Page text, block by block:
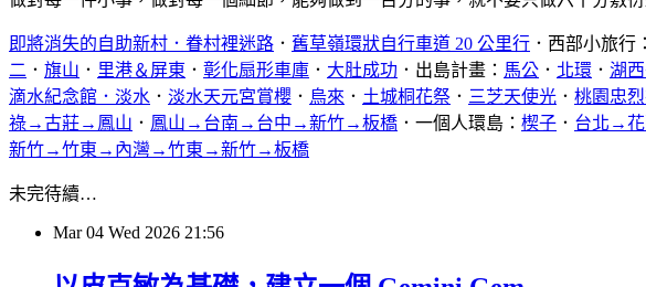
即將消失的自助新村．眷村裡迷路 ． 舊草嶺環狀自行車道 20 公里行 ．西部小旅行：
二 ． 旗山 ． 里港＆屏東 ． 彰化扇形車庫 ． 大肚成功 ．出島計畫： 馬公 ． 北環 ． 湖
滴水紀念館．淡水 ． 淡水天元宮賞櫻 ． 烏來 ． 土城桐花祭 ． 三芝天使光 ． 桃園忠烈
祿→古莊→鳳山 ． 鳳山→台南→台中→新竹→板橋 ．一個人環島： 楔子 ． 台北→花
新竹→竹東→內灣→竹東→新竹→板橋
未完待續…
Mar 04 Wed 2026 21:56